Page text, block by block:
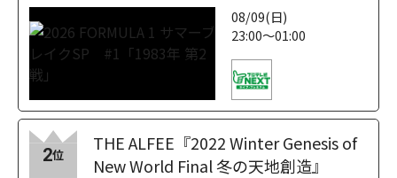
08/09(日)
23:00～01:00
2位
THE ALFEE『2022 Winter Genesis of
New World Final 冬の天地創造』